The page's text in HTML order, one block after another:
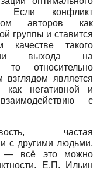
конфликт
авторов как
группы и ставится
такого
выхода на
то относительно
взглядом является
как негативной и
с
частая
с другими людьми,
— всё это можно
Е.П. Ильин